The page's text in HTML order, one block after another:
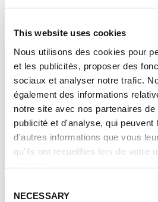
This website uses cookies
Nous utilisons des cookies pour
et les publicités, proposer des
sociaux et analyser notre trafic.
également des informations
notre site avec nos partenaires
publicité et d'analyse, qui peuvent
d'autres informations que vous
qu'ils ont recueillies lors de votre
NECESSARY
Unternehmen angebotenen
Zusammenarbeit leichter zu